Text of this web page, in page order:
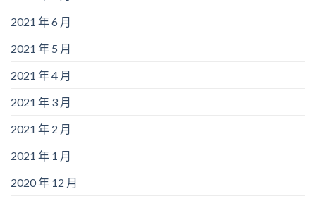
2021 年 6 月
2021 年 5 月
2021 年 4 月
2021 年 3 月
2021 年 2 月
2021 年 1 月
2020 年 12 月